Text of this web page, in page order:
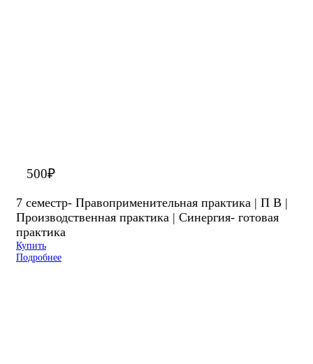
500₽
7 семестр- Правоприменительная практика | П В |
Производственная практика | Синергия- готовая
практика
Купить
Подробнее